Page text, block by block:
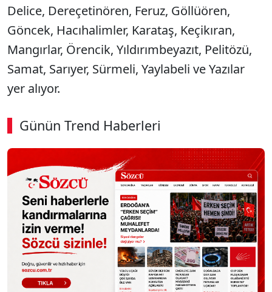
Delice, Dereçetinören, Feruz, Göllüören,
Göncek, Hacıhalimler, Karataş, Keçikıran,
Mangırlar, Örencik, Yıldırımbeyazıt, Pelitözü,
Samat, Sarıyer, Sürmeli, Yaylabeli ve Yazılar
yer alıyor.
Günün Trend Haberleri